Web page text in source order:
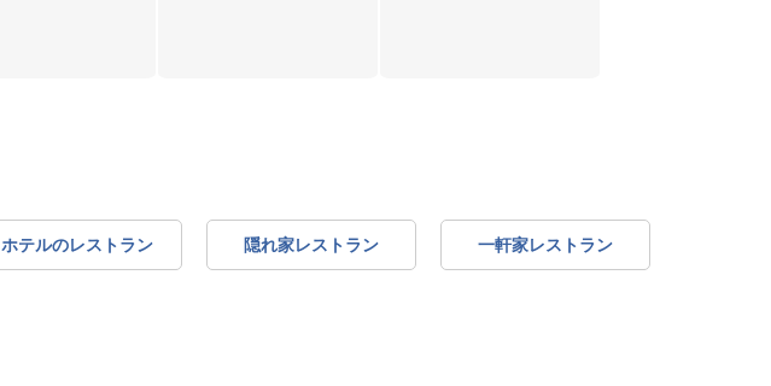
ホテルのレストラン 隠れ家レストラン 一軒家レストラン